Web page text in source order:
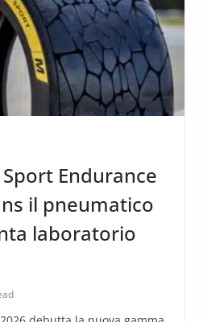
Endurance
il pneumatico
laboratorio